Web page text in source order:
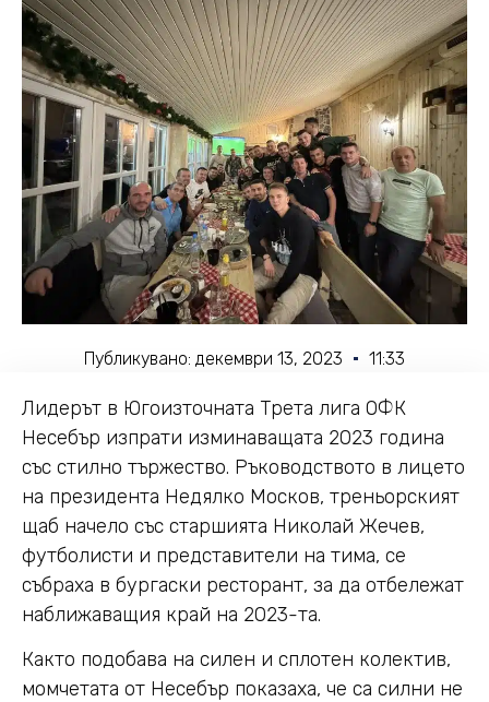
Публикувано: декември 13, 2023 11:33
Лидерът в Югоизточната Трета лига ОФК
Несебър изпрати изминаващата 2023 година
със стилно тържество. Ръководството в лицето
на президента Недялко Москов, треньорският
щаб начело със старшията Николай Жечев,
футболисти и представители на тима, се
събраха в бургаски ресторант, за да отбележат
наближаващия край на 2023-та.
Както подобава на силен и сплотен колектив,
момчетата от Несебър показаха, че са силни не